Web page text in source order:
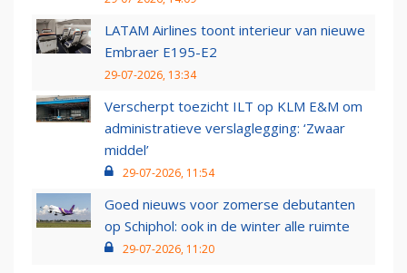
LATAM Airlines toont interieur van nieuwe
Embraer E195-E2
29-07-2026, 13:34
Verscherpt toezicht ILT op KLM E&M om
administratieve verslaglegging: ‘Zwaar
middel’
29-07-2026, 11:54
Goed nieuws voor zomerse debutanten
op Schiphol: ook in de winter alle ruimte
29-07-2026, 11:20